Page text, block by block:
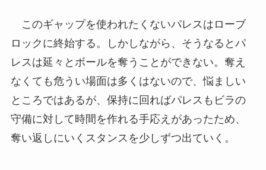
このギャップを使われたくないパレスはローブ
ロックに終始する。しかしながら、そうなるとパ
レスは延々とボールを奪うことができない。奪え
なくても危うい場面は多くはないので、悩ましい
ところではあるが、保持に回ればパレスもビラの
守備に対して時間を作れる手応えがあったため、
奪い返しにいくスタンスを少しずつ出ていく。